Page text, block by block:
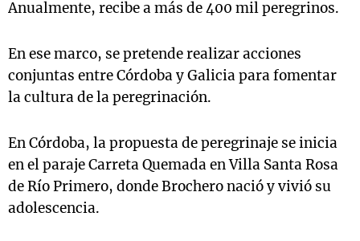
Anualmente, recibe a más de 400 mil peregrinos.
En ese marco, se pretende realizar acciones
conjuntas entre Córdoba y Galicia para fomentar
la cultura de la peregrinación.
En Córdoba, la propuesta de peregrinaje se inicia
en el paraje Carreta Quemada en Villa Santa Rosa
de Río Primero, donde Brochero nació y vivió su
adolescencia.